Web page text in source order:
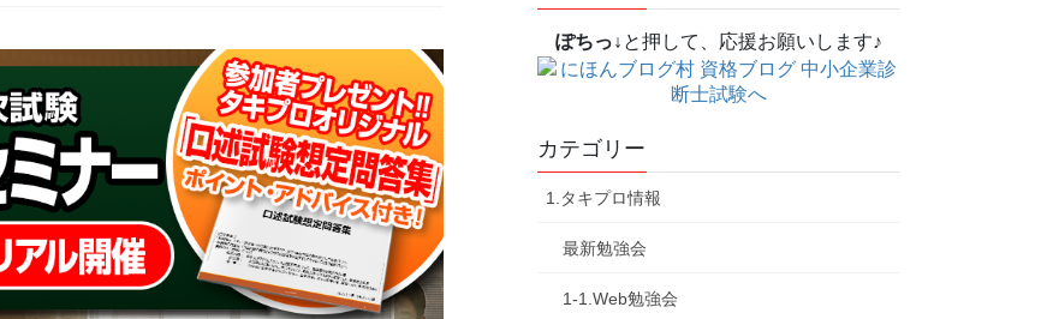
ぽちっ↓ と押して、応援お願いします♪
カテゴリー
1.タキプロ情報
最新勉強会
1-1.Web勉強会